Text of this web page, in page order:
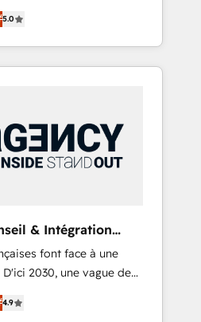
place
marketing (SEO,
marketing,
cumulées
hub solutions and
across your entire
Bluetooth,
Uber Freight, and
any HubSpot partner and
an individual – with
strategy,
management. We
FTE team members.
5.0
& Intégration
font face à une
2030, une vague de
le marché.
entreprises qui auront
4.9